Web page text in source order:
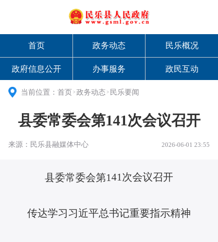
首页 政务动态 民乐概况
政府信息公开 办事服务 政民互动
当前位置：首页 > 政务动态 > 民乐要闻
县委常委会第141次会议召开
来源：民乐县融媒体中心 2026-06-01 23:55
县委常委会第141次会议召开
传达学习习近平总书记重要指示精神